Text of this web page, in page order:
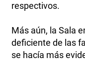
respectivos.
Más aún, la Sala
deficiente de las
se hacía más